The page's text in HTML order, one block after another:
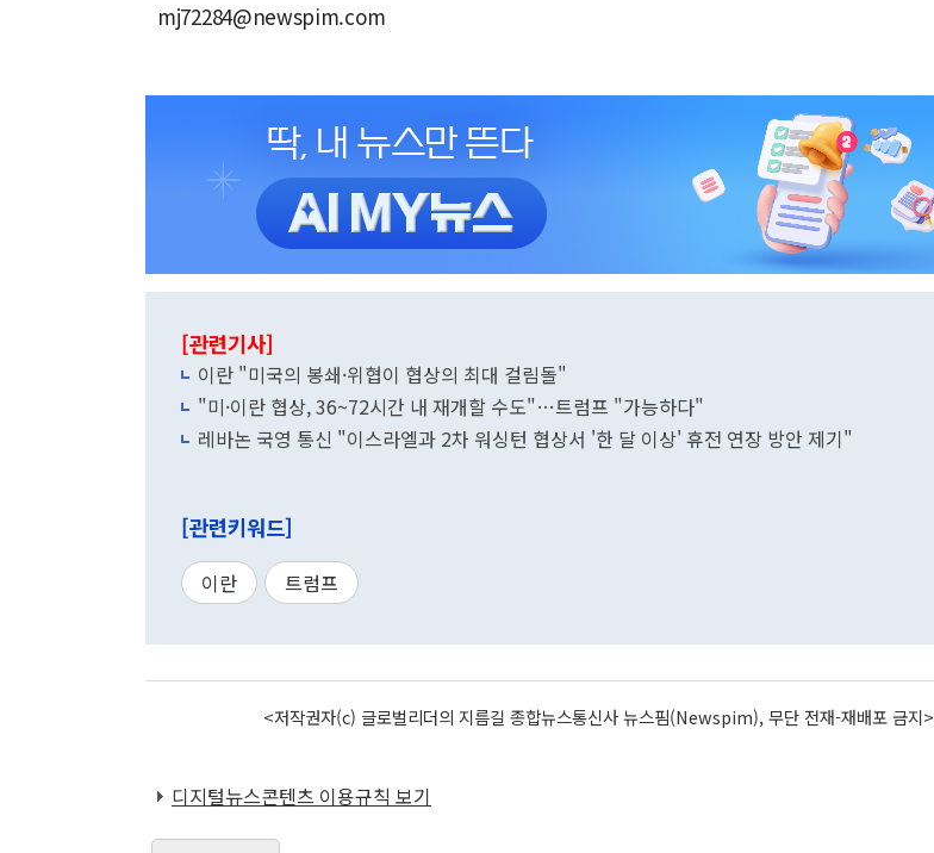
mj72284@newspim.com
[관련기사]
이란 "미국의 봉쇄·위협이 협상의 최대 걸림돌"
"미·이란 협상, 36~72시간 내 재개할 수도"…트럼프 "가능하다"
레바논 국영 통신 "이스라엘과 2차 워싱턴 협상서 '한 달 이상' 휴전 연장 방안 제기"
[관련키워드]
이란 트럼프
<저작권자(c) 글로벌리더의 지름길 종합뉴스통신사 뉴스핌(Newspim), 무단 전재-재배포 금지>
디지털뉴스콘텐츠 이용규칙 보기